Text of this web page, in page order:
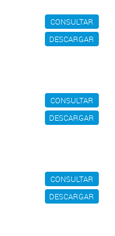
CONSULTAR
DESCARGAR
CONSULTAR
DESCARGAR
CONSULTAR
DESCARGAR